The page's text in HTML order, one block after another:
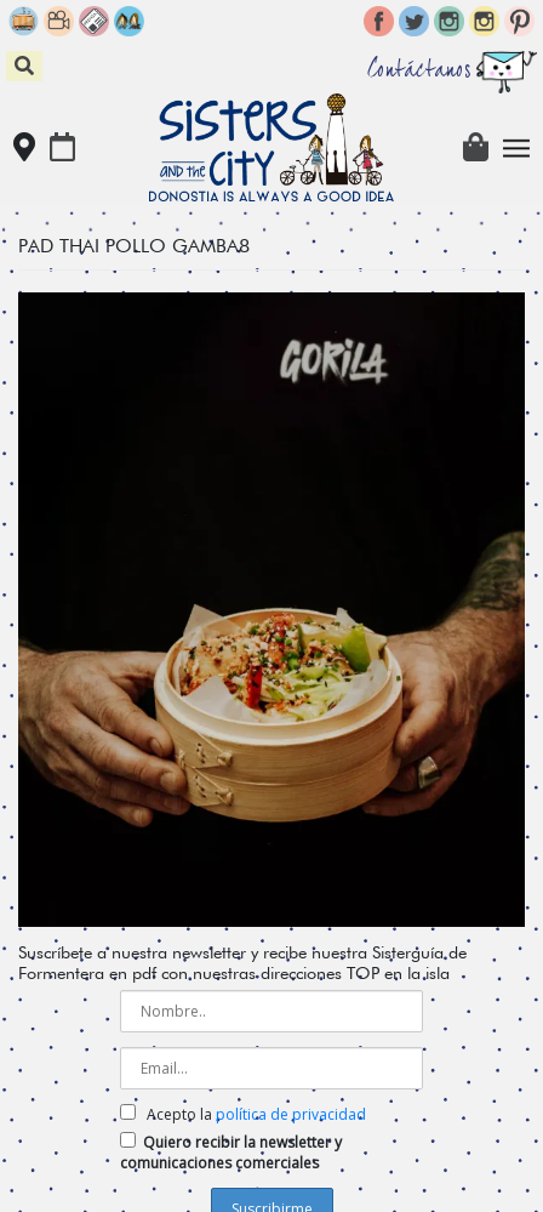
Skip
to
content
Contáctanos
PAD THAI POLLO GAMBA8
Suscríbete a nuestra newsletter y recibe nuestra Sisterguía de
Formentera en pdf con nuestras direcciones TOP en la isla
Acepto la política de privacidad
Quiero recibir la newsletter y
comunicaciones comerciales